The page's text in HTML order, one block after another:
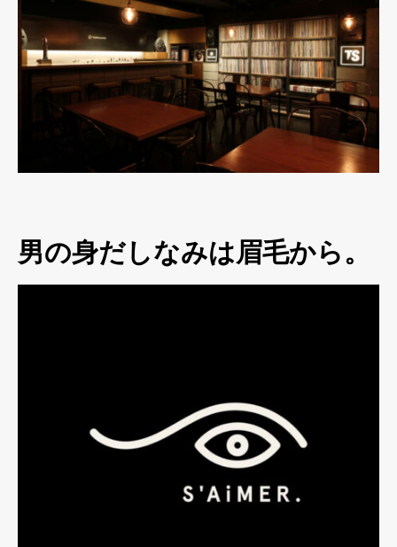
男の身だしなみは眉毛から。